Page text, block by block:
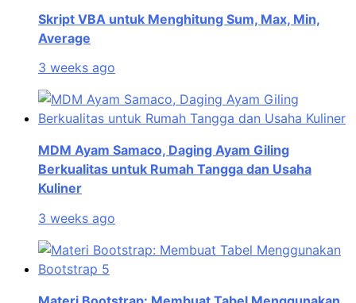
Skript VBA untuk Menghitung Sum, Max, Min,
Average
3 weeks ago
MDM Ayam Samaco, Daging Ayam Giling
Berkualitas untuk Rumah Tangga dan Usaha
Kuliner
3 weeks ago